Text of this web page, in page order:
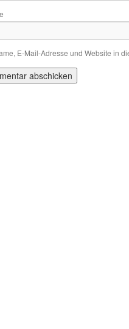
E-Mail-Adresse und Website in